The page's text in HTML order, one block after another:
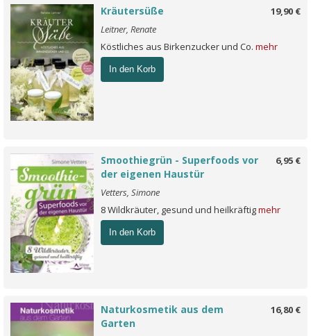
19,90 €
Kräutersüße
Leitner, Renate
Köstliches aus Birkenzucker und Co. mehr
In den Korb
6,95 €
Smoothiegrün - Superfoods vor
der eigenen Haustür
Vetters, Simone
8 Wildkräuter, gesund und heilkräftigmehr
In den Korb
16,80 €
Naturkosmetik aus dem
Garten